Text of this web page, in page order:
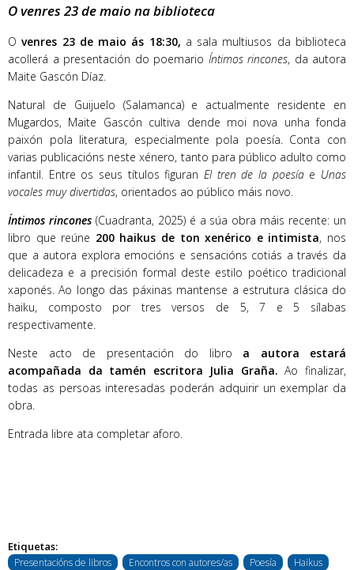
O venres 23 de maio na biblioteca
Ovenres 23 de maio ás 18:30, a sala multiusos da biblioteca
acollerá a presentación do poemario Íntimos rincones, da autora
Maite Gascón Díaz.
Natural de Guijuelo (Salamanca) e actualmente residente en
Mugardos, Maite Gascón cultiva dende moi nova unha fonda
paixón pola literatura, especialmente pola poesía. Conta con
varias publicacións neste xénero, tanto para público adulto como
infantil. Entre os seus títulos figuran El tren de la poesíae Unas
vocales muy divertidas, orientados ao público máis novo.
Íntimos rincones(Cuadranta, 2025) é a súa obra máis recente: un
libro que reúne 200 haikus de ton xenérico e intimista, nos
que a autora explora emocións e sensacións cotiás a través da
delicadeza e a precisión formal deste estilo poético tradicional
xaponés. Ao longo das páxinas mantense a estrutura clásica do
haiku, composto por tres versos de 5, 7 e 5 sílabas
respectivamente.
Neste acto de presentación do libro a autora estará
acompañada da tamén escritora Julia Graña. Ao finalizar,
todas as persoas interesadas poderán adquirir un exemplar da
obra.
Entrada libre ata completar aforo.
Etiquetas:
Presentacións de libros Encontros con autores/as Poesía Haikus